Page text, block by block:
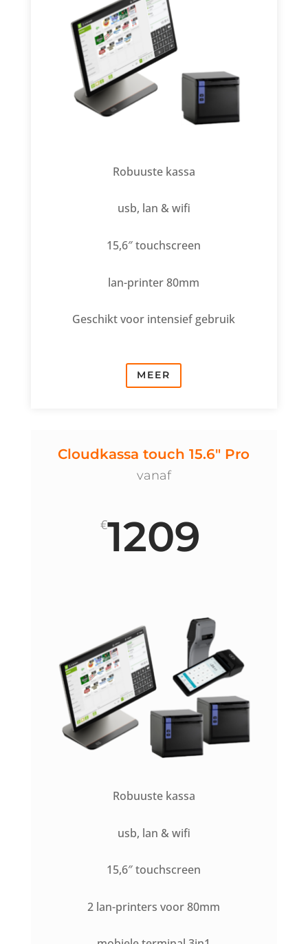
Robuuste kassa
usb, lan & wifi
15,6″ touchscreen
lan-printer 80mm
Geschikt voor intensief gebruik
MEER
Cloudkassa touch 15.6" Pro
vanaf
€1209
Robuuste kassa
usb, lan & wifi
15,6″ touchscreen
2 lan-printers voor 80mm